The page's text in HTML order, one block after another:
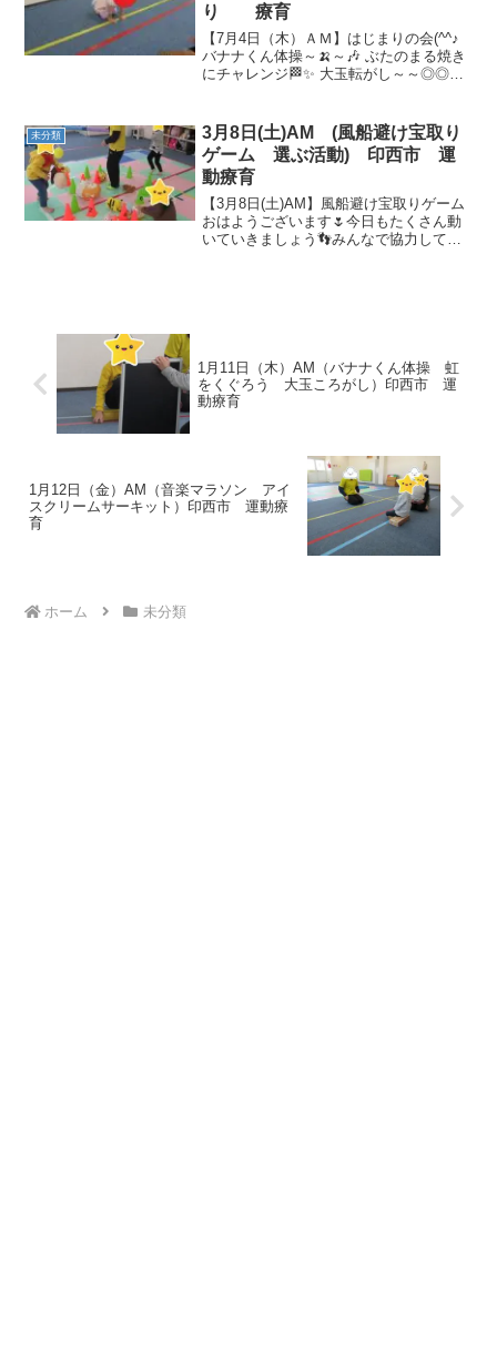
り 療育
【7月4日（木）ＡＭ】はじまりの会(^^♪
バナナくん体操～🍌～🎶 ぶたのまる焼き
にチャレンジ🏁✨ 大玉転がし～～◎◎◎
どうぶつ体操1.2.3...
未分類
3月8日(土)AM (風船避け宝取り
ゲーム 選ぶ活動) 印西市 運
動療育
【3月8日(土)AM】風船避け宝取りゲーム
おはようございます🌷今日もたくさん動
いていきましょう👣みんなで協力してた
1月11日（木）AM（バナナくん体操 虹
をくぐろう 大玉ころがし）印西市 運
動療育
1月12日（金）AM（音楽マラソン アイ
スクリームサーキット）印西市 運動療
育
ホーム 未分類